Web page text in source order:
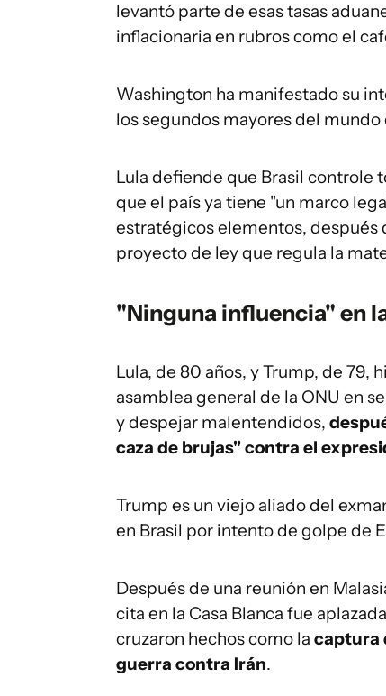
levantó parte de esas tasas
inflacionaria en rubros como el
Washington ha manifestado su
los segundos mayores del mundo
Lula defiende que Brasil controle
que el país ya tiene "un marco
estratégicos elementos, después
proyecto de ley que regula la
"Ninguna influencia" en
Lula, de 80 años, y Trump, de 79,
asamblea general de la ONU en
y despejar malentendidos,
caza de brujas" contra el
Trump es un viejo aliado del
en Brasil por intento de golpe de
Después de una reunión en
cita en la Casa Blanca fue
cruzaron hechos como la captura
guerra contra Irán.